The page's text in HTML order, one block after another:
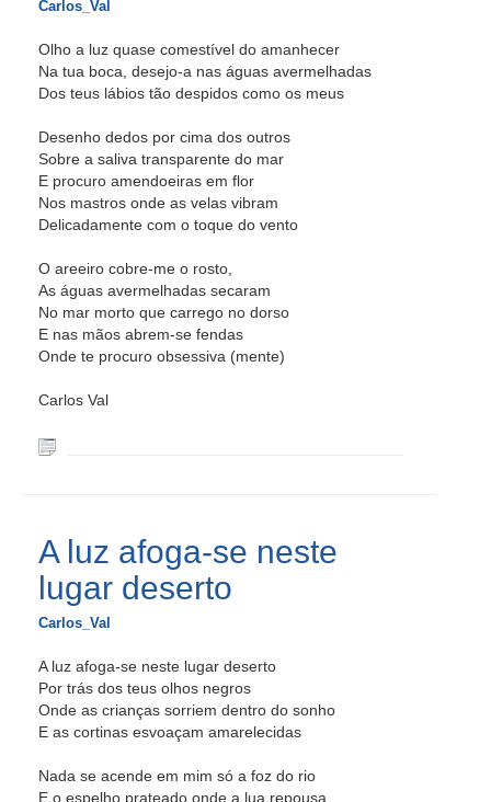
Carlos_Val
Olho a luz quase comestível do amanhecer
Na tua boca, desejo-a nas águas avermelhadas
Dos teus lábios tão despidos como os meus
Desenho dedos por cima dos outros
Sobre a saliva transparente do mar
E procuro amendoeiras em flor
Nos mastros onde as velas vibram
Delicadamente com o toque do vento
O areeiro cobre-me o rosto,
As águas avermelhadas secaram
No mar morto que carrego no dorso
E nas mãos abrem-se fendas
Onde te procuro obsessiva (mente)
Carlos Val
A luz afoga-se neste
lugar deserto
Carlos_Val
A luz afoga-se neste lugar deserto
Por trás dos teus olhos negros
Onde as crianças sorriem dentro do sonho
E as cortinas esvoaçam amarelecidas
Nada se acende em mim só a foz do rio
E o espelho prateado onde a lua repousa